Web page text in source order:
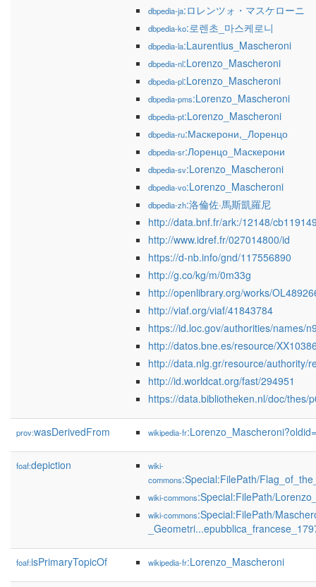
dbpedia-ja:ロレンツォ・マスケローニ
dbpedia-ko:로렌초_마스케로니
dbpedia-la:Laurentius_Mascheroni
dbpedia-nl:Lorenzo_Mascheroni
dbpedia-pl:Lorenzo_Mascheroni
dbpedia-pms:Lorenzo_Mascheroni
dbpedia-pt:Lorenzo_Mascheroni
dbpedia-ru:Маскерони,_Лоренцо
dbpedia-sr:Лоренцо_Маскерони
dbpedia-sv:Lorenzo_Mascheroni
dbpedia-vo:Lorenzo_Mascheroni
dbpedia-zh:洛倫佐·馬斯凱羅尼
http://data.bnf.fr/ark:/12148/
http://www.idref.fr/027014800/id
https://d-nb.info/gnd/117556890
http://g.co/kg/m/0m33g
http://openlibrary.org/works/
http://viaf.org/viaf/41843784
https://id.loc.gov/authorities/names/
http://datos.bne.es/resource/
http://data.nlg.gr/resource/authority/
http://id.worldcat.org/fast/294951
https://data.bibliotheken.nl/doc/thes/
prov:wasDerivedFrom wikipedia-fr
foaf:depiction
wiki-
commons:Special:FilePath/
wiki-commons:Special:FilePath/
wiki-commons:Special:FilePath/
foaf:isPrimaryTopicOf wikipedia-fr:Lorenzo_Mascheroni